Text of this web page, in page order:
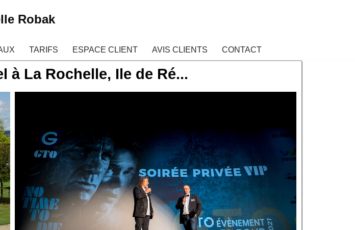
Robak
TARIFS ESPACE CLIENT AVIS CLIENTS CONTACT
à La Rochelle, Ile de Ré...